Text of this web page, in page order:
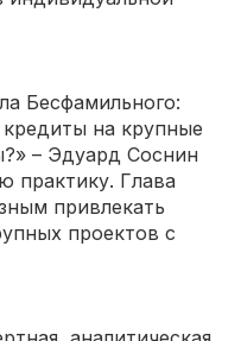
Бесфамильного:
на крупные
– Эдуард Соснин
практику. Глава
привлекать
проектов с